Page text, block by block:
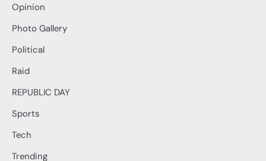
Opinion
Photo Gallery
Political
Raid
REPUBLIC DAY
Sports
Tech
Trending